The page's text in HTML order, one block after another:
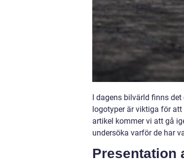
I dagens bilvärld finns
logotyper är viktiga för
artikel kommer vi att gå
undersöka varför de har
Presentation